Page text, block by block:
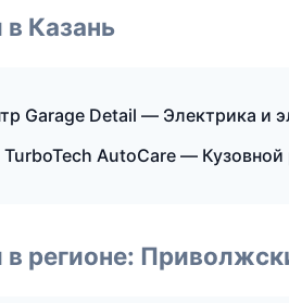
Казань
Garage Detail — Электрика и
AutoCare — Кузовной
в регионе: